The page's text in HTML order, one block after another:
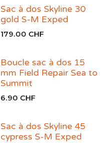
Sac à dos Skyline 30
gold S-M Exped
179.00 CHF
Boucle sac à dos 15
mm Field Repair Sea to
Summit
6.90 CHF
Sac à dos Skyline 45
cypress S-M Exped